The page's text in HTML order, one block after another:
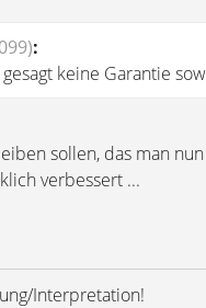
:
keine Garantie
sollen, das man
verbessert ...
Interpretation!